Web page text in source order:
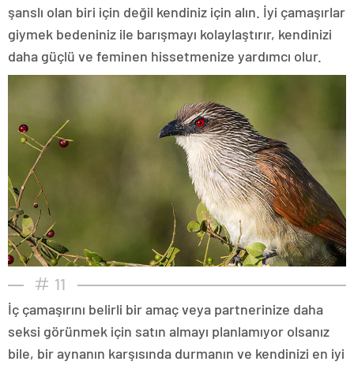
şanslı olan biri için değil kendiniz için alın. İyi çamaşırlar
giymek bedeniniz ile barışmayı kolaylaştırır, kendinizi
daha güçlü ve feminen hissetmenize yardımcı olur.
11
İç çamaşırını belirli bir amaç veya partnerinize daha
seksi görünmek için satın almayı planlamıyor olsanız
bile, bir aynanın karşısında durmanın ve kendinizi en iyi